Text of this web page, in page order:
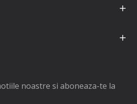
noastre si aboneaza-te la